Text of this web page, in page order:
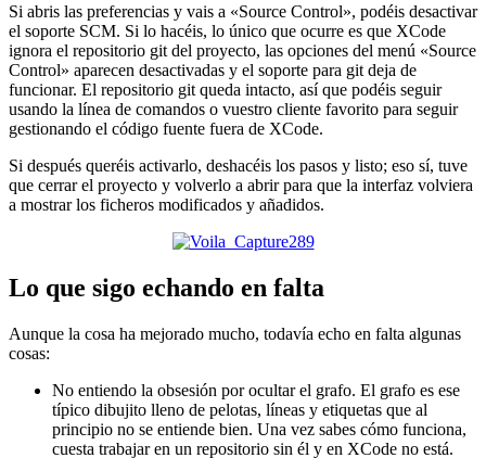
Si abris las preferencias y vais a «Source Control», podéis desactivar
el soporte SCM. Si lo hacéis, lo único que ocurre es que XCode
ignora el repositorio git del proyecto, las opciones del menú «Source
Control» aparecen desactivadas y el soporte para git deja de
funcionar. El repositorio git queda intacto, así que podéis seguir
usando la línea de comandos o vuestro cliente favorito para seguir
gestionando el código fuente fuera de XCode.
Si después queréis activarlo, deshacéis los pasos y listo; eso sí, tuve
que cerrar el proyecto y volverlo a abrir para que la interfaz volviera
a mostrar los ficheros modificados y añadidos.
Lo que sigo echando en falta
Aunque la cosa ha mejorado mucho, todavía echo en falta algunas
cosas:
No entiendo la obsesión por ocultar el grafo. El grafo es ese
típico dibujito lleno de pelotas, líneas y etiquetas que al
principio no se entiende bien. Una vez sabes cómo funciona,
cuesta trabajar en un repositorio sin él y en XCode no está.